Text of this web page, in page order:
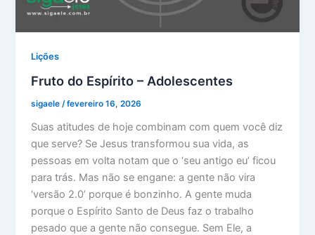
Lições
Fruto do Espírito – Adolescentes
sigaele /fevereiro 16, 2026
Suas atitudes de hoje combinam com quem você diz
que serve? Se Jesus transformou sua vida, as
pessoas em volta notam que o ‘seu antigo eu’ ficou
para trás. Mas não se engane: a gente não vira
‘versão 2.0’ porque é bonzinho. A gente muda
porque o Espírito Santo de Deus faz o trabalho
pesado que a gente não consegue. Sem Ele, a